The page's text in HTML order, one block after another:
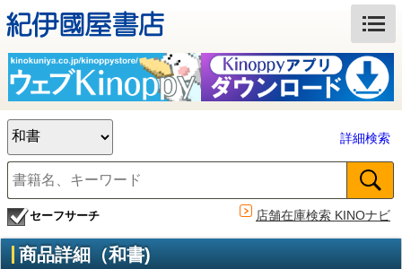
詳細検索
セーフサーチ 店舗在庫検索 KINOナビ
商品詳細（和書)